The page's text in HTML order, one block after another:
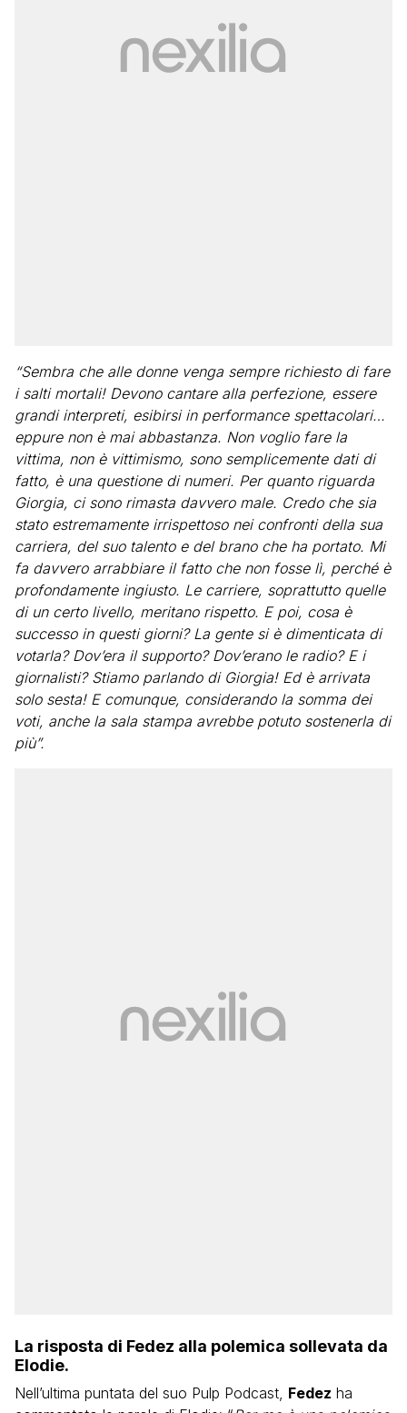
“Sembra che alle donne venga sempre richiesto di fare
i salti mortali! Devono cantare alla perfezione, essere
grandi interpreti, esibirsi in performance spettacolari…
eppure non è mai abbastanza. Non voglio fare la
vittima, non è vittimismo, sono semplicemente dati di
fatto, è una questione di numeri. Per quanto riguarda
Giorgia, ci sono rimasta davvero male. Credo che sia
stato estremamente irrispettoso nei confronti della sua
carriera, del suo talento e del brano che ha portato. Mi
fa davvero arrabbiare il fatto che non fosse lì, perché è
profondamente ingiusto. Le carriere, soprattutto quelle
di un certo livello, meritano rispetto. E poi, cosa è
successo in questi giorni? La gente si è dimenticata di
votarla? Dov’era il supporto? Dov’erano le radio? E i
giornalisti? Stiamo parlando di Giorgia! Ed è arrivata
solo sesta! E comunque, considerando la somma dei
voti, anche la sala stampa avrebbe potuto sostenerla di
più”.
La risposta di Fedez alla polemica sollevata da
Elodie.
Nell’ultima puntata del suo Pulp Podcast, Fedez ha